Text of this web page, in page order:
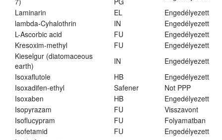
Laminarin
EL
Engedélyezett
lambda-Cyhalothrin
IN
Engedélyezett
L-Ascorbic acid
FU
Engedélyezett
Kresoxim-methyl
FU
Engedélyezett
Kieselgur (diatomaceous
earth)
IN
Engedélyezett
Isoxaflutole
HB
Engedélyezett
Isoxadifen-ethyl
Safener
Not PPP
Isoxaben
HB
Engedélyezett
Isopyrazam
FU
Visszavont
Isoflucypram
FU
Folyamatban
Isofetamid
FU
Engedélyezett